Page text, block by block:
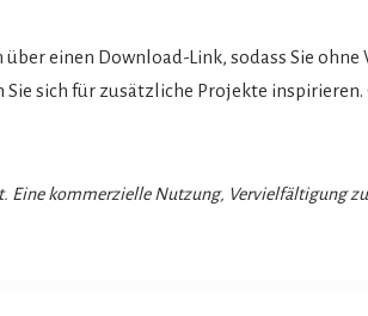
einen Download-Link, sodass Sie
sich für zusätzliche Projekte
kommerzielle Nutzung, Vervielfältigung